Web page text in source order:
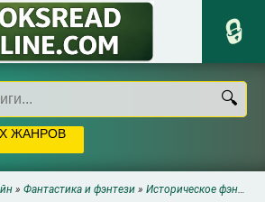
ЖАНРОВ
» Фантастика и фэнтези » Историческое фэнтези